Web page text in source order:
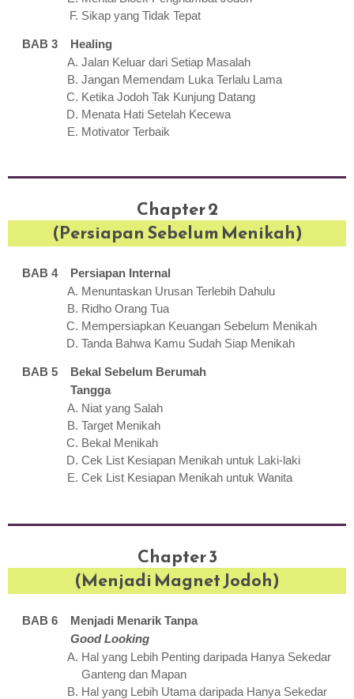
Sikap yang Tidak Tepat
BAB 3 Healing
Jalan Keluar dari Setiap Masalah
Jangan Memendam Luka Terlalu Lama
Ketika Jodoh Tak Kunjung Datang
Menata Hati Setelah Kecewa
Motivator Terbaik
Chapter 2
(Persiapan Sebelum Menikah)
BAB 4 Persiapan Internal
Menuntaskan Urusan Terlebih Dahulu
Ridho Orang Tua
Mempersiapkan Keuangan Sebelum Menikah
Tanda Bahwa Kamu Sudah Siap Menikah
BAB 5 Bekal Sebelum Berumah
Tangga
Niat yang Salah
Target Menikah
Bekal Menikah
Cek List Kesiapan Menikah untuk Laki-laki
Cek List Kesiapan Menikah untuk Wanita
Chapter 3
(Menjadi Magnet Jodoh)
BAB 6 Menjadi Menarik Tanpa
Good Looking
Hal yang Lebih Penting daripada Hanya Sekedar
Ganteng dan Mapan
Hal yang Lebih Utama daripada Hanya Sekedar